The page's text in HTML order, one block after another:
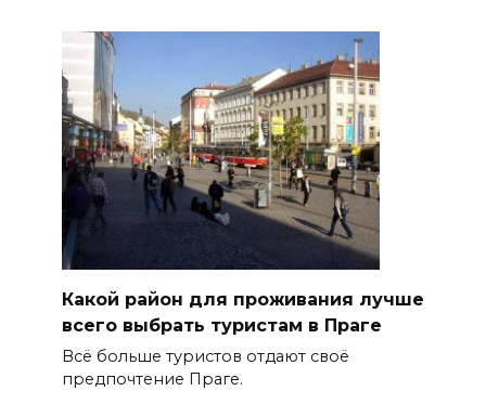
Какой район для проживания лучше
всего выбрать туристам в Праге
Всё больше туристов отдают своё
предпочтение Праге.